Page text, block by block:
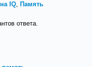
IQ, Память
ответа.